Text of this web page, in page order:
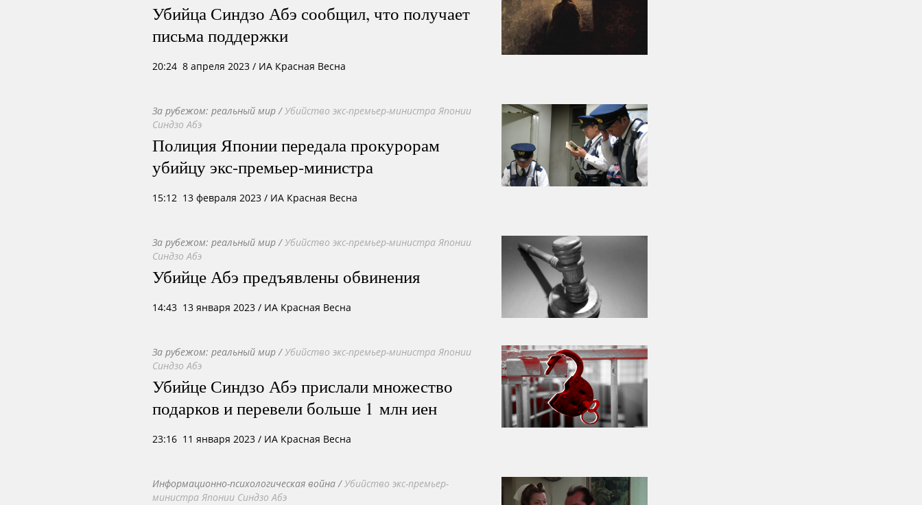
Убийца Синдзо Абэ сообщил, что получает
письма поддержки
20:24 8 апреля 2023 / ИА Красная Весна
За рубежом: реальный мир /Убийство экс-премьер-министра Японии
Синдзо Абэ
Полиция Японии передала прокурорам
убийцу экс-премьер-министра
15:12 13 февраля 2023 / ИА Красная Весна
За рубежом: реальный мир /Убийство экс-премьер-министра Японии
Синдзо Абэ
Убийце Абэ предъявлены обвинения
14:43 13 января 2023 / ИА Красная Весна
За рубежом: реальный мир /Убийство экс-премьер-министра Японии
Синдзо Абэ
Убийце Синдзо Абэ прислали множество
подарков и перевели больше 1 млн иен
23:16 11 января 2023 / ИА Красная Весна
Информационно-психологическая война /Убийство экс-премьер-
министра Японии Синдзо Абэ